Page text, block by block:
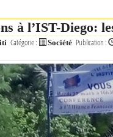
à l’IST-Diego:
Catégorie : Société Publication :